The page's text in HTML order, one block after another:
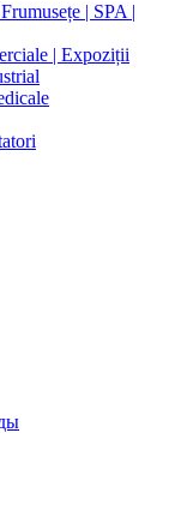
| SPA |
| Expoziții